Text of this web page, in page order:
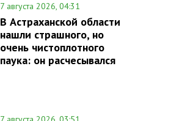
7 августа 2026, 04:31
В Астраханской области
нашли страшного, но
очень чистоплотного
паука: он расчесывался